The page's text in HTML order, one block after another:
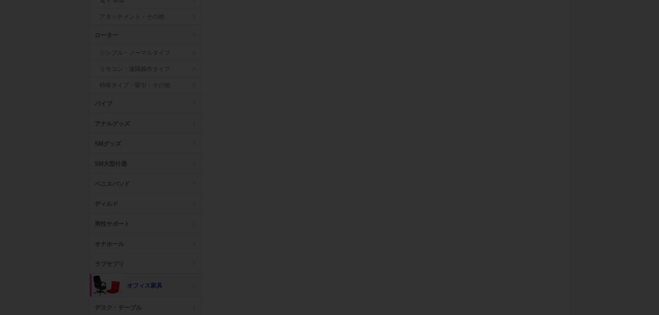
アタッチメント・その他
ローター
シンプル・ノーマルタイプ
リモコン・遠隔操作タイプ
特殊タイプ・吸引・その他
バイブ
アナルグッズ
SMグッズ
SM大型什器
ペニスバンド
ディルド
男性サポート
オナホール
ラブサプリ
オフィス家具
デスク・テーブル